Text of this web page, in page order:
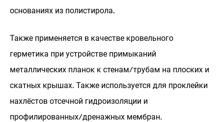
основаниях из полистирола.
Также применяется в качестве кровельного
герметика при устройстве примыканий
металлических планок к стенам/трубам на плоских и
скатных крышах. Также используется для проклейки
нахлёстов отсечной гидроизоляции и
профилированных/дренажных мембран.